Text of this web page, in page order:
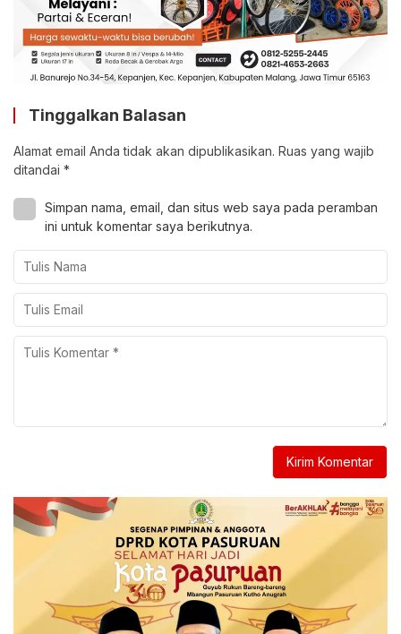
Tinggalkan Balasan
Alamat email Anda tidak akan dipublikasikan. Ruas yang wajib
ditandai *
Simpan nama, email, dan situs web saya pada peramban
ini untuk komentar saya berikutnya.